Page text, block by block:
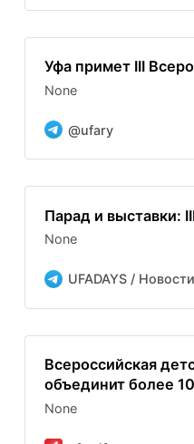
Уфа примет III
None
@ufary
Парад и выставки:
None
UFADAYS /
Всероссийская
объединит более
None